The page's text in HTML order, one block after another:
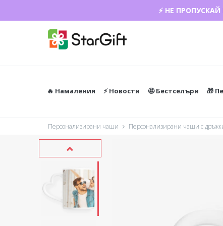
⚡ НЕ
ЛЯТНА
🔥 Намаления ⚡️ Новости 🤩 Бестселъри 🎁
Персонализирани чаши Персонализирани чаши с